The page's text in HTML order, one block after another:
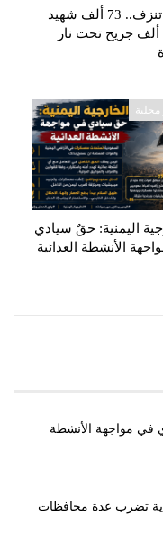
غزة تنزف.. 73 ألف شهيد
و174 ألف جريح تحت نار
محلية
اليمنية: حقٌ سيادي
الأنشطة العدائية
في مواجهة الأنشطة
تضرب عدة محافظات